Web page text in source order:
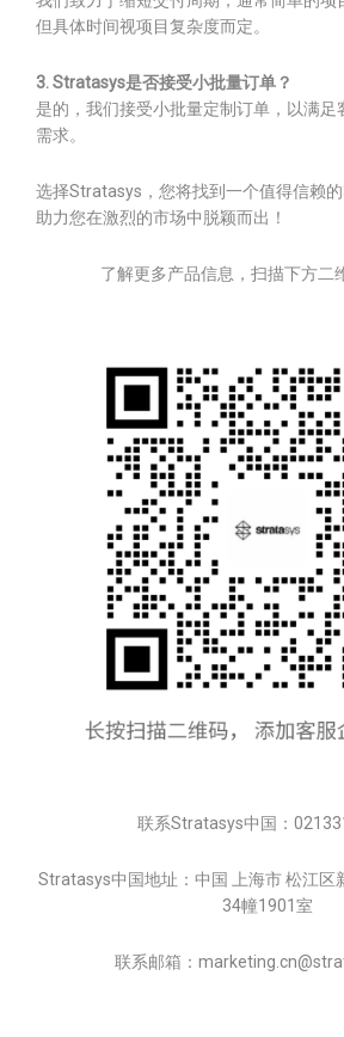
但具体时间视项目复杂度而定。
3. Stratasys是否接受小批量订单？
是的，我们接受小批量定制订单，以满足
需求。
选择Stratasys，您将找到一个值得信赖的
助力您在激烈的市场中脱颖而出！
了解更多产品信息，扫描下方二
联系Stratasys中国：
Stratasys中国地址：中国 上海市 松江区
34幢1901室
联系邮箱：